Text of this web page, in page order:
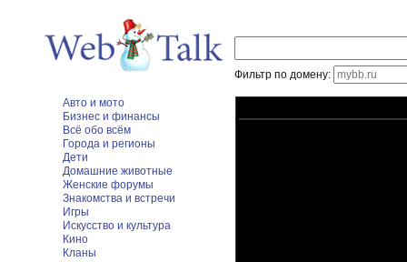
Фильтр по домену:
Авто и мото
Бизнес и финансы
Всё обо всём
Города и регионы
Дети
Домашние животные
Женские форумы
Знакомства и встречи
Игры
Искусство и культура
Кино
Кланы